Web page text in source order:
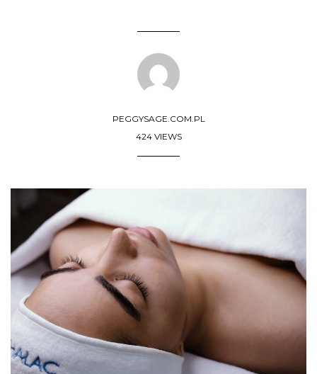
PEGGYSAGE.COM.PL
424 VIEWS